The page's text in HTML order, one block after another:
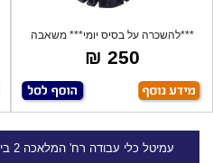
***להשכרה על בסיס יומי*** משאבה
טבולה למ
250 ₪
עמיטל כלי עבודה רח' המלאכה 2 ביתן 8 א.ת פארק אפק, ראש העין